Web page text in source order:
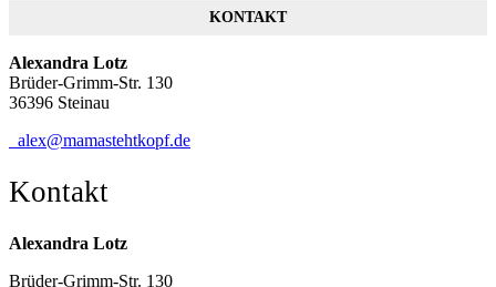
KONTAKT
Alexandra Lotz
Brüder-Grimm-Str. 130
36396 Steinau
alex@mamastehtkopf.de
Kontakt
Alexandra Lotz
Brüder-Grimm-Str. 130